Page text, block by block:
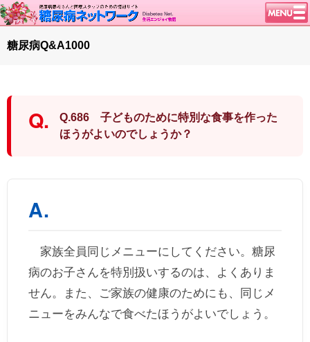
トップページ
糖尿病のきほん
特集・連載
インスリンポンプ
血糖トレンド
グリコアルブミン
糖尿病Q&A1000
Q.686 子どものために特別な食事を作った
ほうがよいのでしょうか？
家族全員同じメニューにしてください。糖尿
病のお子さんを特別扱いするのは、よくありま
せん。また、ご家族の健康のためにも、同じメ
ニューをみんなで食べたほうがよいでしょう。